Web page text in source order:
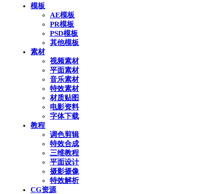
模板
AE模板
PR模板
PSD模板
其他模板
素材
视频素材
平面素材
音乐素材
特效素材
材质贴图
电影资料
字体下载
教程
调色剪辑
特效合成
三维教程
平面设计
摄影摄像
特效解析
CG资源